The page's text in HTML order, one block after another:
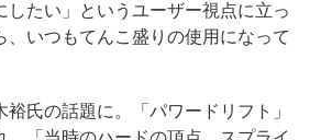
したい」というユーザー視点に立っ
、いつもてんこ盛りの使用になって
氏の話題に。「パワードリフト」